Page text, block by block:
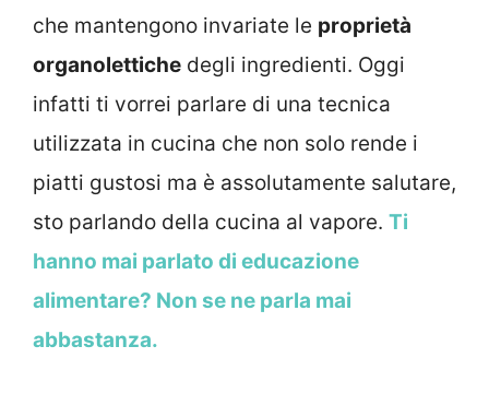
che mantengono invariate le proprietà
organolettiche degli ingredienti. Oggi
infatti ti vorrei parlare di una tecnica
utilizzata in cucina che non solo rende i
piatti gustosi ma è assolutamente salutare,
sto parlando della cucina al vapore. Ti
hanno mai parlato di educazione
alimentare? Non se ne parla mai
abbastanza.